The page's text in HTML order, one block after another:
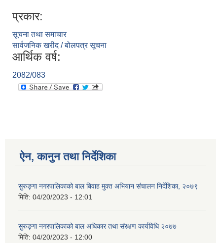
प्रकार:
सूचना तथा समाचार
सार्वजनिक खरीद / बोलपत्र सूचना
आर्थिक वर्ष:
2082/083
ऐन, कानुन तथा निर्देशिका
सुरुङ्गा नगरपालिकाको बाल बिवाह मुक्त अभियान संचालन निर्देशिका, २०७९
मिति: 04/20/2023 - 12:01
सुरुङ्गा नगरपालिकाको बाल अधिकार तथा संरक्षण कार्यविधि २०७७
मिति: 04/20/2023 - 12:00